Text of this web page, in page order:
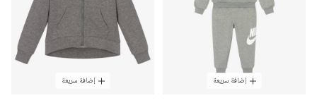
إضافة سريعة إضافة سريعة